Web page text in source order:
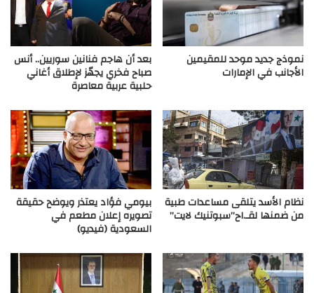
نموذج جديد موحد للمقيمين
الأجانب في الإمارات
بعد أن هاجم فنانين سوريين.. أنس
صباح فخري يجهّز لإطلاق أغاني
حلبية عربية معاصرة
نظام الأسد يتلقى مساعدات طبية
من ضمنها لقـ.اح”سبوتنيك لايت”
بيومي فؤاد يعتذر ويوضح حقيقة
تصويره إعلان مطعم في
السعودية (فيديو)